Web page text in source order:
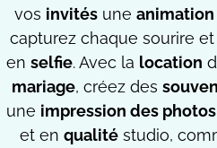
vos invités une animation
capturez chaque sourire
en selfie. Avec la location
mariage, créez des
une impression des photos
et en qualitéstudio,